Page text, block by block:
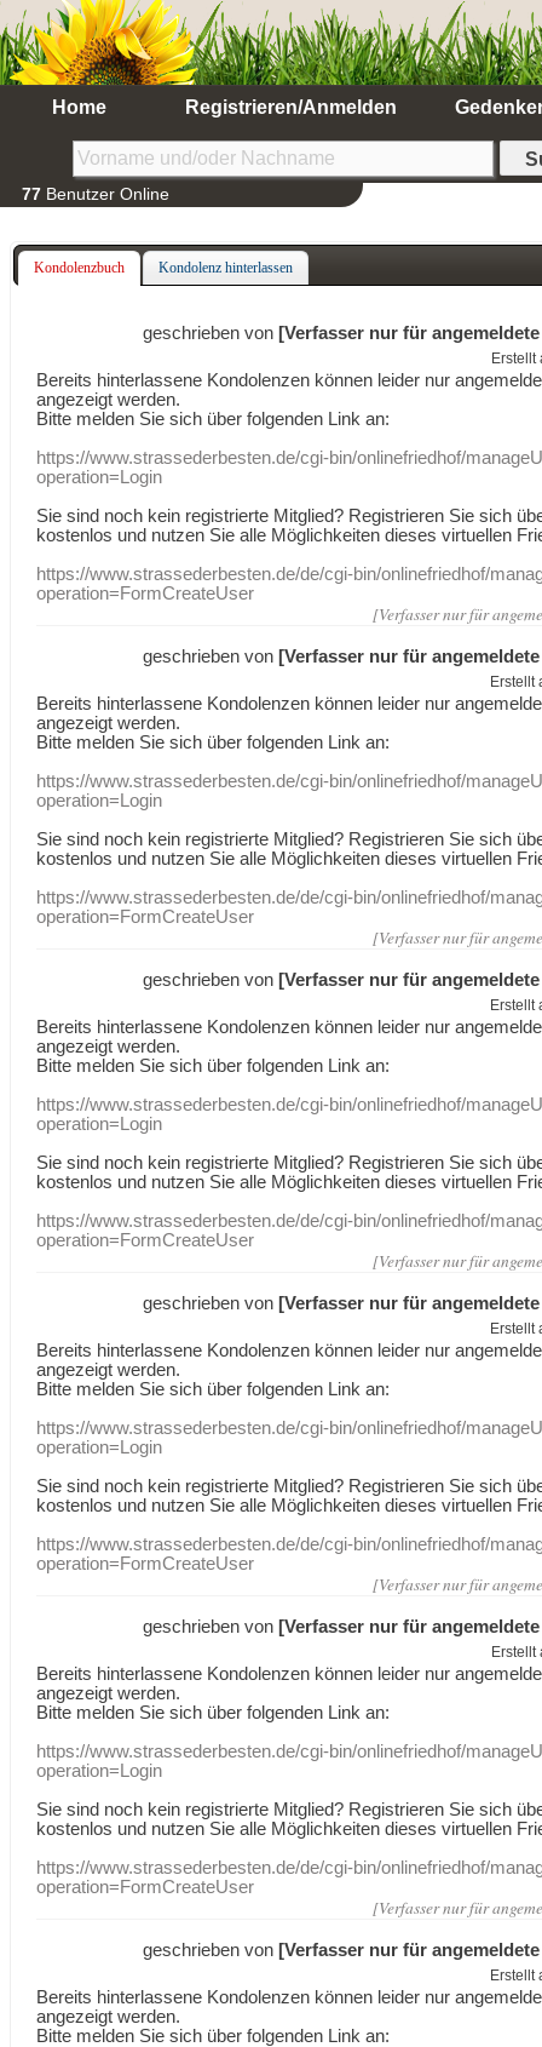
Home Registrieren/Anmelden
77 Benutzer Online
Kondolenzbuch Kondolenz hinterlassen
geschrieben von [Verfasser nur für
Erstellt
Bereits hinterlassene Kondolenzen können leider nur
angezeigt werden.
Bitte melden Sie sich über folgenden Link an:
https://www.strassederbesten.de/cgi-bin/onlinefriedhof/
operation=Login
Sie sind noch kein registrierte Mitglied? Registrieren Sie sich
kostenlos und nutzen Sie alle Möglichkeiten dieses virtuellen
https://www.strassederbesten.de/de/cgi-bin/onlinefriedhof/
operation=FormCreateUser
[Verfasser nur für
geschrieben von [Verfasser nur für
Erstellt
Bereits hinterlassene Kondolenzen können leider nur
angezeigt werden.
Bitte melden Sie sich über folgenden Link an:
https://www.strassederbesten.de/cgi-bin/onlinefriedhof/
operation=Login
Sie sind noch kein registrierte Mitglied? Registrieren Sie sich
kostenlos und nutzen Sie alle Möglichkeiten dieses virtuellen
https://www.strassederbesten.de/de/cgi-bin/onlinefriedhof/
operation=FormCreateUser
[Verfasser nur für
geschrieben von [Verfasser nur für
Erstellt
Bereits hinterlassene Kondolenzen können leider nur
angezeigt werden.
Bitte melden Sie sich über folgenden Link an:
https://www.strassederbesten.de/cgi-bin/onlinefriedhof/
operation=Login
Sie sind noch kein registrierte Mitglied? Registrieren Sie sich
kostenlos und nutzen Sie alle Möglichkeiten dieses virtuellen
https://www.strassederbesten.de/de/cgi-bin/onlinefriedhof/
operation=FormCreateUser
[Verfasser nur für
geschrieben von [Verfasser nur für
Erstellt
Bereits hinterlassene Kondolenzen können leider nur
angezeigt werden.
Bitte melden Sie sich über folgenden Link an:
https://www.strassederbesten.de/cgi-bin/onlinefriedhof/
operation=Login
Sie sind noch kein registrierte Mitglied? Registrieren Sie sich
kostenlos und nutzen Sie alle Möglichkeiten dieses virtuellen
https://www.strassederbesten.de/de/cgi-bin/onlinefriedhof/
operation=FormCreateUser
[Verfasser nur für
geschrieben von [Verfasser nur für
Erstellt
Bereits hinterlassene Kondolenzen können leider nur
angezeigt werden.
Bitte melden Sie sich über folgenden Link an:
https://www.strassederbesten.de/cgi-bin/onlinefriedhof/
operation=Login
Sie sind noch kein registrierte Mitglied? Registrieren Sie sich
kostenlos und nutzen Sie alle Möglichkeiten dieses virtuellen
https://www.strassederbesten.de/de/cgi-bin/onlinefriedhof/
operation=FormCreateUser
[Verfasser nur für
geschrieben von [Verfasser nur für
Erstellt
Bereits hinterlassene Kondolenzen können leider nur
angezeigt werden.
Bitte melden Sie sich über folgenden Link an: